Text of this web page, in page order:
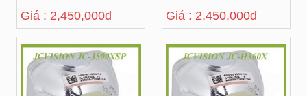
Giá : 2,450,000đ Giá : 2,450,000đ